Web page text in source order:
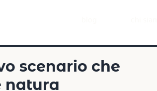
scenario che
natura